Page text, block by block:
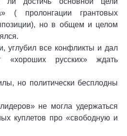
( пролонгации грантовых
но в общем и целом
углубил все конфликты и дал
русских» ждать
но политически бесплодны
не могла удержаться
куплетов про «свободную и